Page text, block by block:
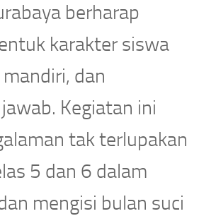
berharap
karakter siswa
dan
Kegiatan ini
tak terlupakan
5 dan 6 dalam
mengisi bulan suci